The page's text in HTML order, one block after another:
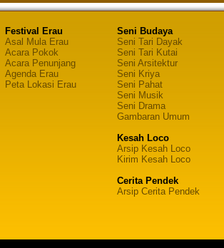
Festival Erau
Asal Mula Erau
Acara Pokok
Acara Penunjang
Agenda Erau
Peta Lokasi Erau
Seni Budaya
Seni Tari Dayak
Seni Tari Kutai
Seni Arsitektur
Seni Kriya
Seni Pahat
Seni Musik
Seni Drama
Gambaran Umum
Kesah Loco
Arsip Kesah Loco
Kirim Kesah Loco
Cerita Pendek
Arsip Cerita Pendek